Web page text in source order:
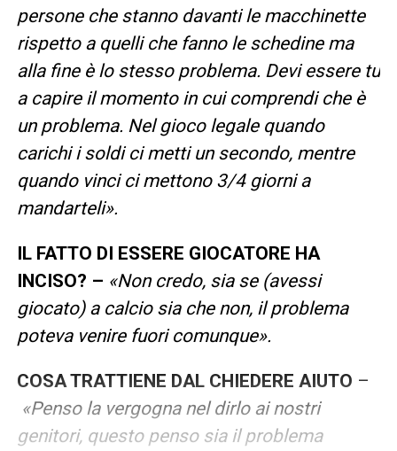
persone che stanno davanti le macchinette
rispetto a quelli che fanno le schedine ma
alla fine è lo stesso problema. Devi essere tu
a capire il momento in cui comprendi che è
un problema. Nel gioco legale quando
carichi i soldi ci metti un secondo, mentre
quando vinci ci mettono 3/4 giorni a
mandarteli».
IL FATTO DI ESSERE GIOCATORE HA
INCISO? – «Non credo, sia se (avessi
giocato) a calcio sia che non, il problema
poteva venire fuori comunque».
COSA TRATTIENE DAL CHIEDERE AIUTO –
«Penso la vergogna nel dirlo ai nostri
genitori, questo penso sia il problema